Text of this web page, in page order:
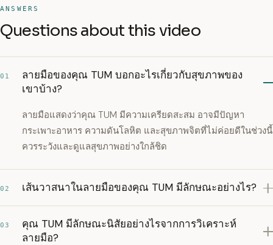
ANSWERS
Questions about this video
01
ลายมือของคุณ TUM บอกอะไรเกี่ยวกับสุขภาพของ
เขาบ้าง?
ลายมือแสดงว่าคุณ TUM มีความเครียดสะสม อาจมีปัญหา
กระเพาะอาหาร ความดันโลหิต และสุขภาพจิตที่ไม่ค่อยดีในช่วงนี้
ควรระวังและดูแลสุขภาพอย่างใกล้ชิด
02 เส้นวาสนาในลายมือของคุณ TUM มีลักษณะอย่างไร?
03
คุณ TUM มีลักษณะนิสัยอย่างไรจากการวิเคราะห์
ลายมือ?